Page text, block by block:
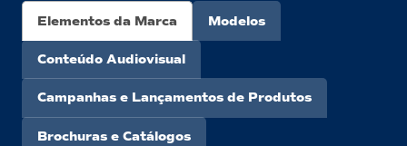
Elementos da Marca Modelos
Conteúdo Audiovisual
Campanhas e Lançamentos de Produtos
Brochuras e Catálogos